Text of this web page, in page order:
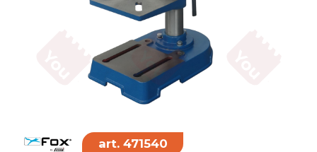
471540